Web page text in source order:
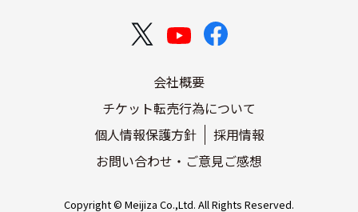
会社概要
チケット転売行為について
個人情報保護方針
採用情報
お問い合わせ・ご意見ご感想
Copyright © Meijiza Co.,Ltd. All Rights Reserved.